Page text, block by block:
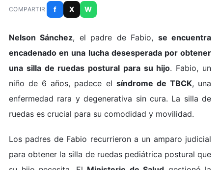
COMPARTIR f X W
Nelson Sánchez, el padre de Fabio, se encuentra
encadenado en una lucha desesperada por obtener
una silla de ruedas postural para su hijo. Fabio, un
niño de 6 años, padece el síndrome de TBCK, una
enfermedad rara y degenerativa sin cura. La silla de
ruedas es crucial para su comodidad y movilidad.
Los padres de Fabio recurrieron a un amparo judicial
para obtener la silla de ruedas pediátrica postural que